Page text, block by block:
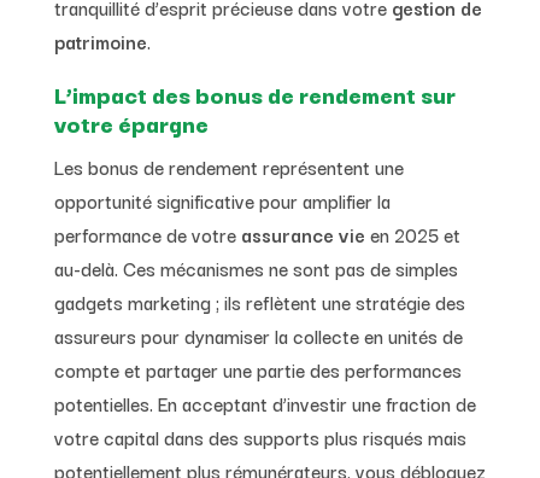
tranquillité d’esprit précieuse dans votre gestion de
patrimoine.
L’impact des bonus de rendement sur
votre épargne
Les bonus de rendement représentent une
opportunité significative pour amplifier la
performance de votre assurance vie en 2025 et
au-delà. Ces mécanismes ne sont pas de simples
gadgets marketing ; ils reflètent une stratégie des
assureurs pour dynamiser la collecte en unités de
compte et partager une partie des performances
potentielles. En acceptant d’investir une fraction de
votre capital dans des supports plus risqués mais
potentiellement plus rémunérateurs, vous débloquez